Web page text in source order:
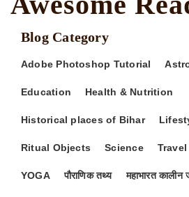
Blog Category
Adobe Photoshop Tutorial
Education Health & Nutrition
Historical places of Bihar
Ritual Objects Science
YOGA पौराणिक तथ्य महाभारत कालीन